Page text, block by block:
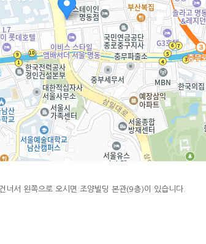
서 왼쪽으로 오시면 조양빌딩 본관(9층)이 있습니다.